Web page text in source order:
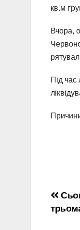
кв.м
Вчора,
Під час